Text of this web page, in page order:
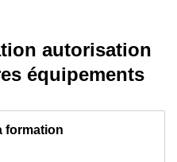
autorisation
équipements
formation